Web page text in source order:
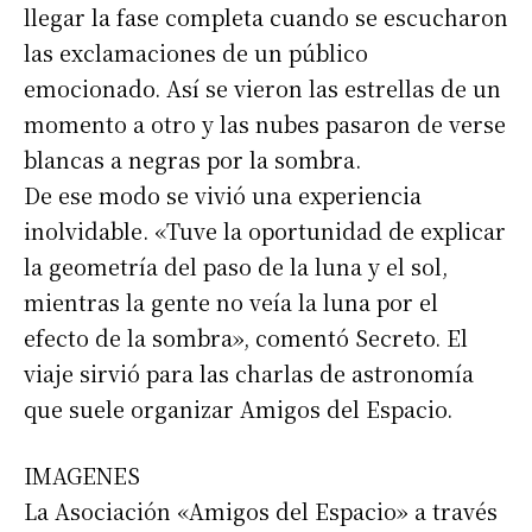
llegar la fase completa cuando se escucharon
las exclamaciones de un público
emocionado. Así se vieron las estrellas de un
momento a otro y las nubes pasaron de verse
blancas a negras por la sombra.
De ese modo se vivió una experiencia
inolvidable. «Tuve la oportunidad de explicar
la geometría del paso de la luna y el sol,
mientras la gente no veía la luna por el
efecto de la sombra», comentó Secreto. El
viaje sirvió para las charlas de astronomía
que suele organizar Amigos del Espacio.
IMAGENES
La Asociación «Amigos del Espacio» a través